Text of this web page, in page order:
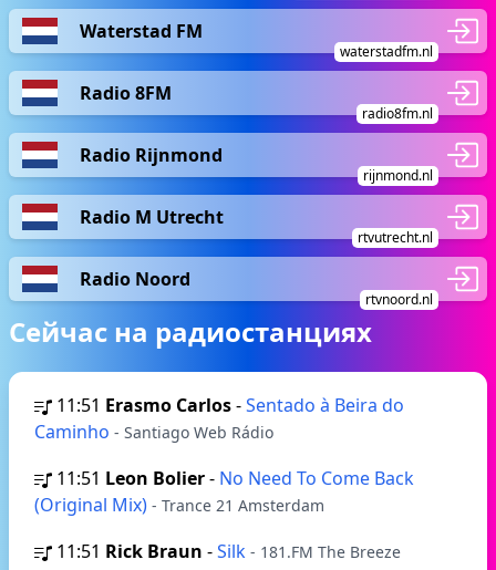
Waterstad FM
waterstadfm.nl
Radio 8FM
radio8fm.nl
Radio Rijnmond
rijnmond.nl
Radio M Utrecht
rtvutrecht.nl
Radio Noord
rtvnoord.nl
Сейчас на радиостанциях
11:51 Erasmo Carlos-Sentado à Beira do
Caminho - Santiago Web Rádio
11:51 Leon Bolier- No Need To Come Back
(Original Mix) - Trance 21 Amsterdam
11:51 Rick Braun -Silk - 181.FM The Breeze